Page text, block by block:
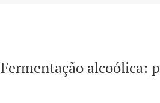
Fermentação alcoólica: